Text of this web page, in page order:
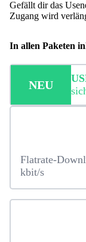
Gefällt dir das
Zugang wird
In allen Paketen
NEU
Flatrate-
kbit/s